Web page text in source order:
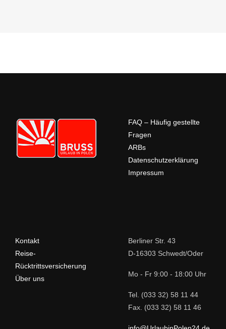
FAQ – Häufig gestellte
Fragen
ARBs
Datenschutzerklärung
Impressum
Kontakt
Reise-
Rücktrittsversicherung
Über uns
Berliner Str. 43
D-16303 Schwedt/Oder
Mo - Fr 9:00 - 18:00 Uhr
Tel. (033 32) 58 11 44
Fax. (033 32) 58 11 46